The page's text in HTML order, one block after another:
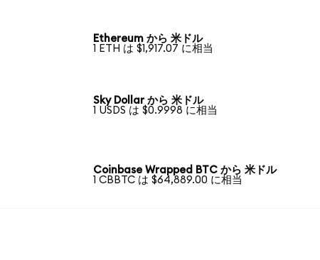
Ethereum から 米ドル
1 ETH は $1,917.07 に相当
Sky Dollar から 米ドル
1 USDS は $0.9998 に相当
Coinbase Wrapped BTC から 米ドル
1 CBBTC は $64,889.00 に相当